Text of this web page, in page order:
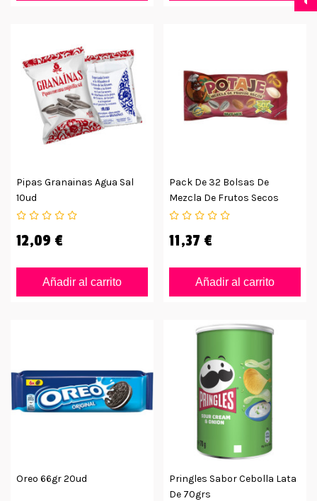
Pipas Granainas Agua Sal
10ud
12,09 €
Añadir al carrito
Pack De 32 Bolsas De
Mezcla De Frutos Secos
Potaje
11,37 €
Añadir al carrito
Oreo 66gr 20ud
Pringles Sabor Cebolla Lata
De 70grs